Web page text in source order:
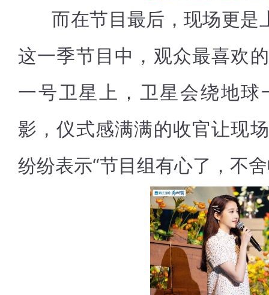
而在节目最后，现场更是
这一季节目中，观众最喜欢
一号卫星上，卫星会绕地
影，仪式感满满的收官让现
纷纷表示“节目组有心了，不